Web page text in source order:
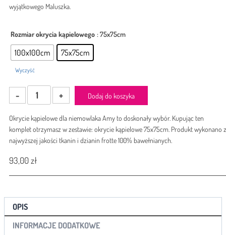
134,00 zł
wyjątkowego Maluszka.
Rozmiar okrycia kąpielowego : 75x75cm
100x100cm 75x75cm
Wyczyść
ilość
Okrycie
dla
niemowlaka
Amy
SKY_BUNNY
Dodaj do koszyka
Okrycie kąpielowe dla niemowlaka Amy to doskonały wybór. Kupując ten
komplet otrzymasz w zestawie: okrycie kąpielowe 75x75cm. Produkt wykonano z
najwyższej jakości tkanin i dzianin frotte 100% bawełnianych.
93,00zł
OPIS
INFORMACJE DODATKOWE